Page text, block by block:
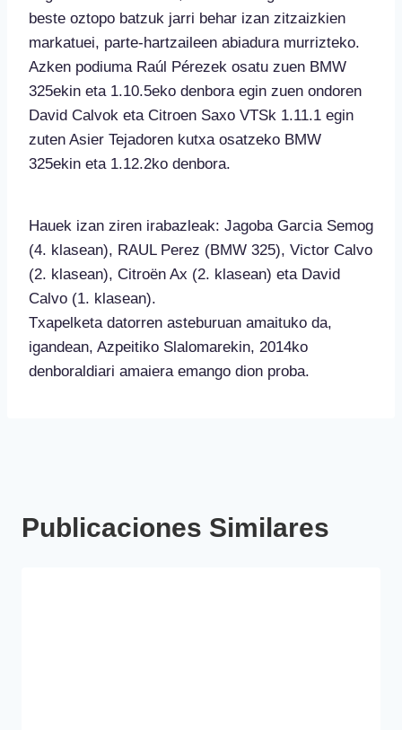
beste oztopo batzuk jarri behar izan zitzaizkien
markatuei, parte-hartzaileen abiadura murrizteko.
Azken podiuma Raúl Pérezek osatu zuen BMW
325ekin eta 1.10.5eko denbora egin zuen ondoren
David Calvok eta Citroen Saxo VTSk 1.11.1 egin
zuten Asier Tejadoren kutxa osatzeko BMW
325ekin eta 1.12.2ko denbora.
Hauek izan ziren irabazleak: Jagoba Garcia Semog
(4. klasean), RAUL Perez (BMW 325), Victor Calvo
(2. klasean), Citroën Ax (2. klasean) eta David
Calvo (1. klasean).
Txapelketa datorren asteburuan amaituko da,
igandean, Azpeitiko Slalomarekin, 2014ko
denboraldiari amaiera emango dion proba.
Publicaciones Similares